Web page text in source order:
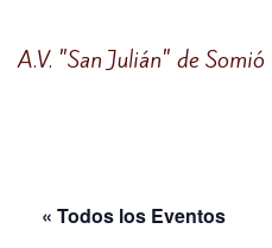
A.V. "San Julián" de Somió
« Todos los Eventos